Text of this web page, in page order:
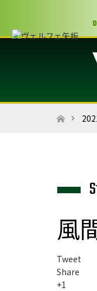
ホーム
風
Tweet
Share
+1